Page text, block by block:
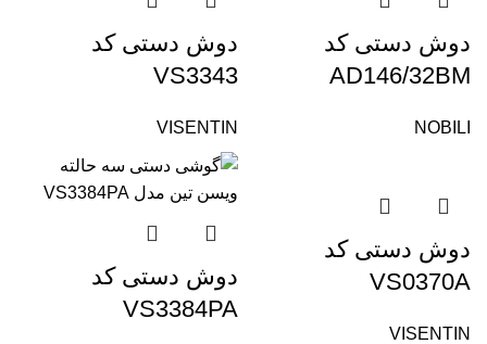
دوش دستی کد
AD146/32BM
NOBILI
دوش دستی کد
VS3343
VISENTIN
دوش دستی کد
VS0370A
VISENTIN
دوش دستی کد
VS3384PA